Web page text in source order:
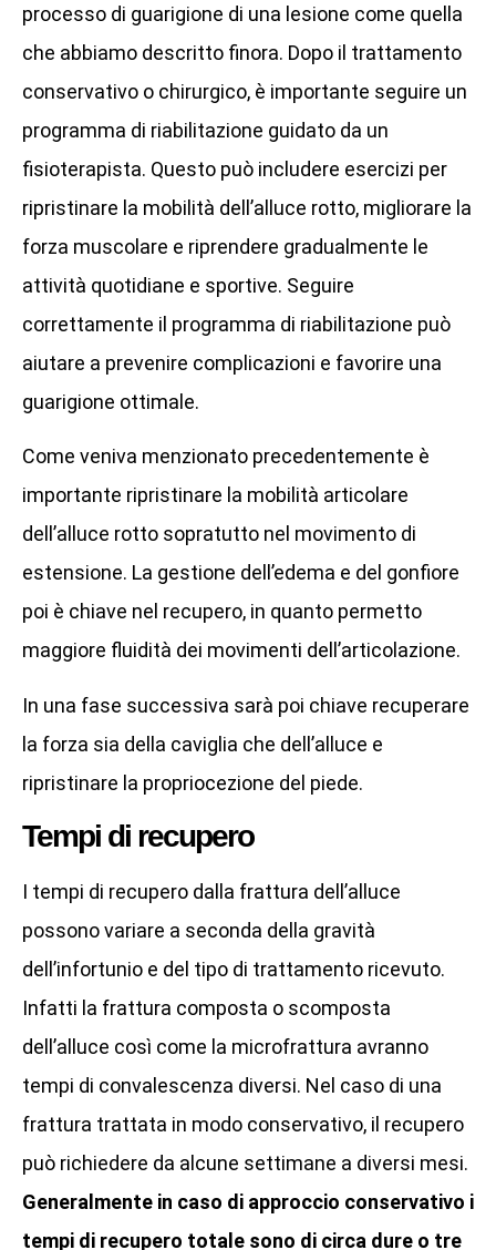
processo di guarigione di una lesione come quella
che abbiamo descritto finora. Dopo il trattamento
conservativo o chirurgico, è importante seguire un
programma di riabilitazione guidato da un
fisioterapista. Questo può includere esercizi per
ripristinare la mobilità dell’alluce rotto, migliorare la
forza muscolare e riprendere gradualmente le
attività quotidiane e sportive. Seguire
correttamente il programma di riabilitazione può
aiutare a prevenire complicazioni e favorire una
guarigione ottimale.
Come veniva menzionato precedentemente è
importante ripristinare la mobilità articolare
dell’alluce rotto sopratutto nel movimento di
estensione. La gestione dell’edema e del gonfiore
poi è chiave nel recupero, in quanto permetto
maggiore fluidità dei movimenti dell’articolazione.
In una fase successiva sarà poi chiave recuperare
la forza sia della caviglia che dell’alluce e
ripristinare la propriocezione del piede.
Tempi di recupero
I tempi di recupero dalla frattura dell’alluce
possono variare a seconda della gravità
dell’infortunio e del tipo di trattamento ricevuto.
Infatti la frattura composta o scomposta
dell’alluce così come la microfrattura avranno
tempi di convalescenza diversi. Nel caso di una
frattura trattata in modo conservativo, il recupero
può richiedere da alcune settimane a diversi mesi.
Generalmente in caso di approccio conservativo i
tempi di recupero totale sono di circa dure o tre